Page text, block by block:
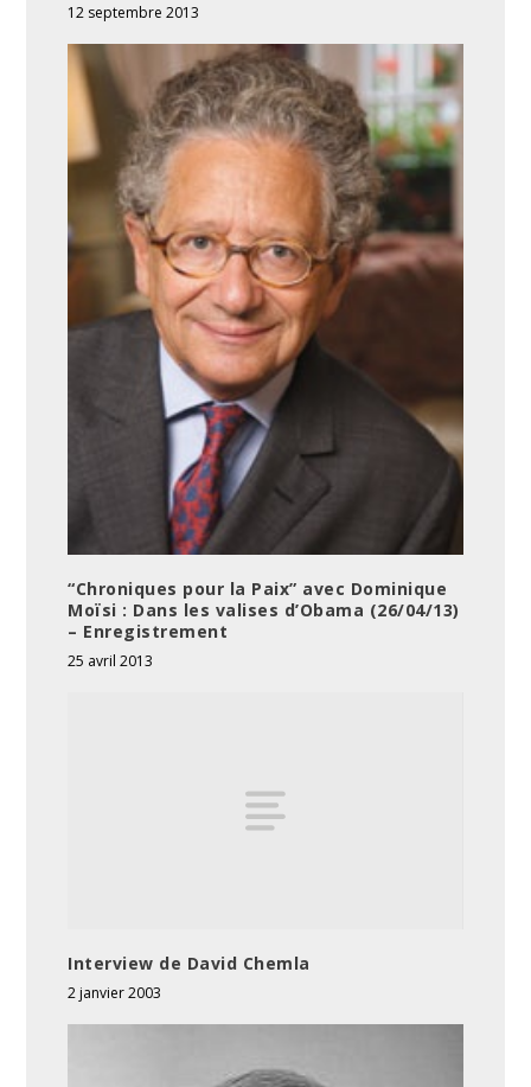
12 septembre 2013
“Chroniques pour la Paix” avec Dominique
Moïsi : Dans les valises d’Obama (26/04/13)
– Enregistrement
25 avril 2013
Interview de David Chemla
2 janvier 2003